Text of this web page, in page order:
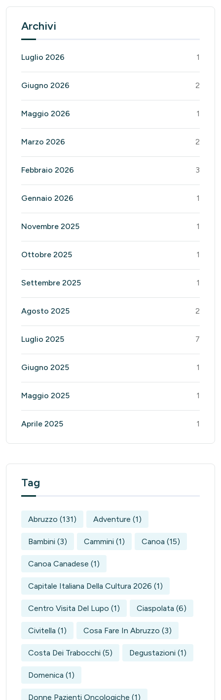
Archivi
Luglio 2026 1
Giugno 2026 2
Maggio 2026 1
Marzo 2026 2
Febbraio 2026 3
Gennaio 2026 1
Novembre 2025 1
Ottobre 2025 1
Settembre 2025 1
Agosto 2025 2
Luglio 2025 7
Giugno 2025 1
Maggio 2025 1
Aprile 2025 1
Tag
Abruzzo (131) Adventure (1)
Bambini (3) Cammini (1) Canoa (15)
Canoa Canadese (1)
Capitale Italiana Della Cultura 2026 (1)
Centro Visita Del Lupo (1) Ciaspolata (6)
Civitella (1) Cosa Fare In Abruzzo (3)
Costa Dei Trabocchi (5) Degustazioni (1)
Domenica (1)
Donne Pazienti Oncologiche (1)